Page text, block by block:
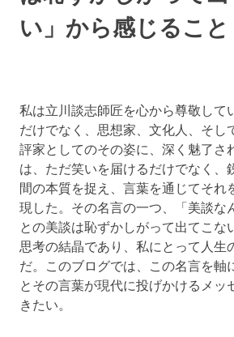
に
グ
で
す。
い」から感じること
私は立川談志師匠を心から尊敬して
だけでなく、思想家、文化人、そし
評家としてのその姿に、深く魅了さ
は、ただ笑いを届けるだけでなく、
間の本質を捉え、言葉を通じてそれ
現した。その名言の一つ、「美談な
との美談は恥ずかしがって出てこな
思考の結晶であり、私にとって人生
だ。このブログでは、この名言を軸
とその言葉が現代に投げかけるメッ
きたい。